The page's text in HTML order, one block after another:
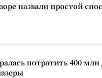
назвали простой
потратить 400 млн